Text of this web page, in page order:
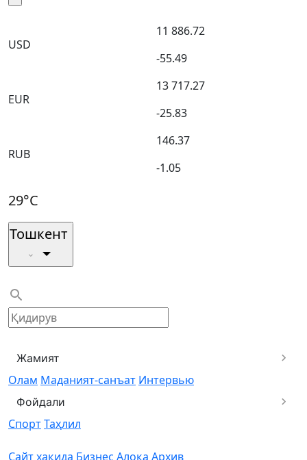
USD
11 886.72
-55.49
EUR
13 717.27
-25.83
RUB
146.37
-1.05
29°C
Тошкент
Жамият
Олам Маданият-санъат Интервью
Фойдали
СпортТаҳлил
Сайт хақида Бизнес Алоқа Архив